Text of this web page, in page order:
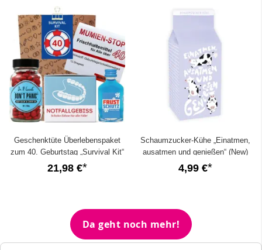
Geschenktüte Überlebenspaket
zum 40. Geburtstag „Survival Kit“
(Set 3)
21,98 €
Schaumzucker-Kühe „Einatmen,
ausatmen und genießen“ (New)
4,99 €
Da geht noch mehr!